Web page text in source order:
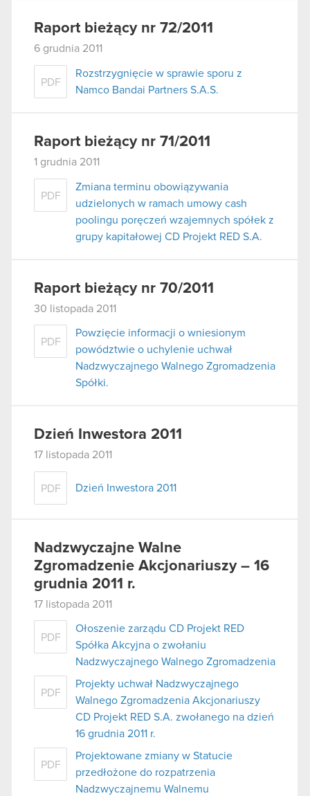
Raport bieżący nr 72/2011
6 grudnia 2011
PDF
Rozstrzygnięcie w sprawie sporu z
Namco Bandai Partners S.A.S.
Raport bieżący nr 71/2011
1 grudnia 2011
PDF
Zmiana terminu obowiązywania
udzielonych w ramach umowy cash
poolingu poręczeń wzajemnych spółek z
grupy kapitałowej CD Projekt RED S.A.
Raport bieżący nr 70/2011
30 listopada 2011
PDF
Powzięcie informacji o wniesionym
powództwie o uchylenie uchwał
Nadzwyczajnego Walnego Zgromadzenia
Spółki.
Dzień Inwestora 2011
17 listopada 2011
PDF Dzień Inwestora 2011
Nadzwyczajne Walne
Zgromadzenie Akcjonariuszy – 16
grudnia 2011 r.
17 listopada 2011
PDF
Ołoszenie zarządu CD Projekt RED
Spółka Akcyjna o zwołaniu
Nadzwyczajnego Walnego Zgromadzenia
PDF
Projekty uchwał Nadzwyczajnego
Walnego Zgromadzenia Akcjonariuszy
CD Projekt RED S.A. zwołanego na dzień
16 grudnia 2011 r.
PDF
Projektowane zmiany w Statucie
przedłożone do rozpatrzenia
Nadzwyczajnemu Walnemu